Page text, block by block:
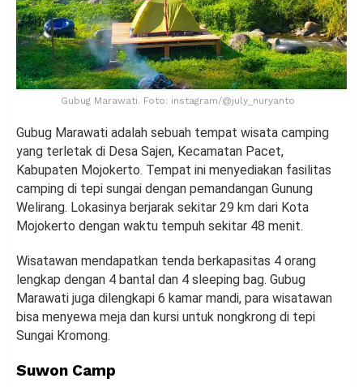
Gubug Marawati. Foto: instagram/@july_nuryanto
Gubug Marawati adalah sebuah tempat wisata camping
yang terletak di Desa Sajen, Kecamatan Pacet,
Kabupaten Mojokerto. Tempat ini menyediakan fasilitas
camping di tepi sungai dengan pemandangan Gunung
Welirang. Lokasinya berjarak sekitar 29 km dari Kota
Mojokerto dengan waktu tempuh sekitar 48 menit.
Wisatawan mendapatkan tenda berkapasitas 4 orang
lengkap dengan 4 bantal dan 4 sleeping bag. Gubug
Marawati juga dilengkapi 6 kamar mandi, para wisatawan
bisa menyewa meja dan kursi untuk nongkrong di tepi
Sungai Kromong.
Suwon Camp